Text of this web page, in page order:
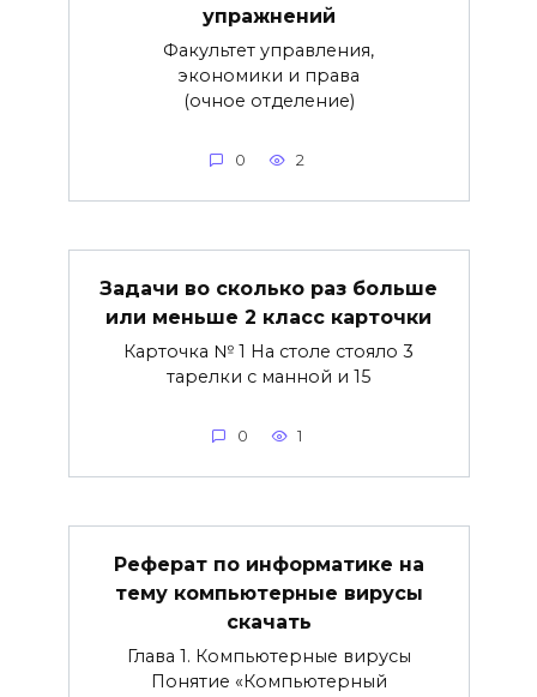
упражнений
Факультет управления,
экономики и права
(очное отделение)
0 2
Задачи во сколько раз больше
или меньше 2 класс карточки
Карточка № 1 На столе стояло 3
тарелки с манной и 15
0 1
Реферат по информатике на
тему компьютерные вирусы
скачать
Глава 1. Компьютерные вирусы
Понятие «Компьютерный